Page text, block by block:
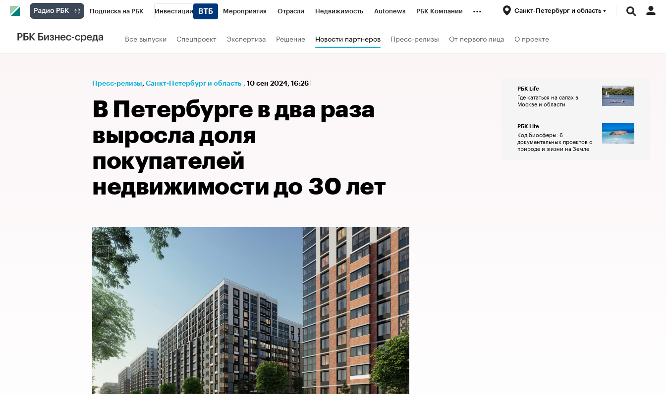
Подписка на РБК Инвестиции Мероприятия Отрасли Недвижимость Autonews РБК Компании
Телеканал
Спецпроекты Проверка контрагентов
... Санкт-Петербург и область
Все выпуски Спецпроект Экспертиза Решение Новости партнеров Пресс-релизы От первого лица О проекте
Пресс-релизы⁠, Санкт-Петербург и область , 10 сен 2024, 16:26
В Петербурге в два раза
выросла доля
покупателей
недвижимости до 30 лет
РБК Life
Где кататься на сапах в
Москве и области
РБК Life
Код биосферы: 6
документальных проектов о
природе и жизни на Земле